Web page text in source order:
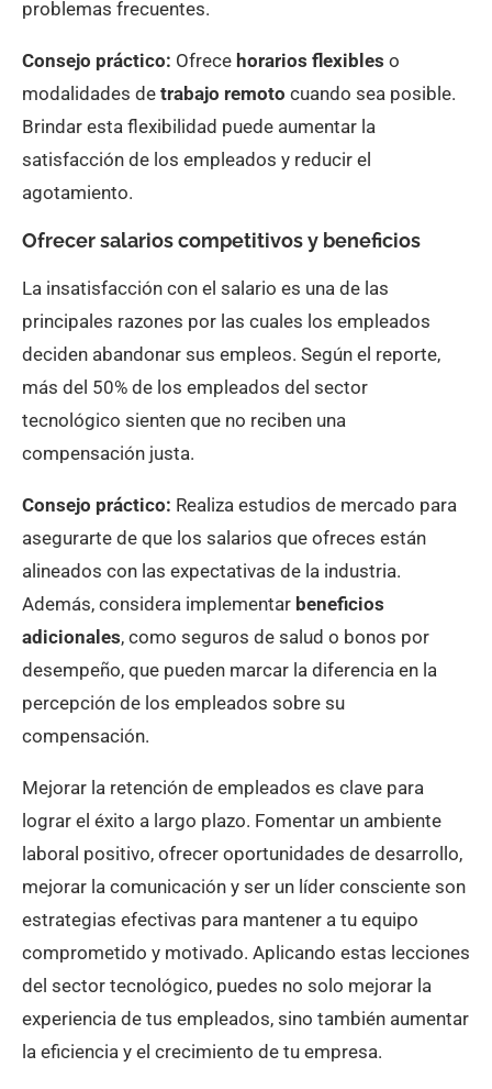
problemas frecuentes.
Consejo práctico: Ofrece horarios flexibles o
modalidades de trabajo remoto cuando sea posible.
Brindar esta flexibilidad puede aumentar la
satisfacción de los empleados y reducir el
agotamiento.
Ofrecer salarios competitivos y beneficios
La insatisfacción con el salario es una de las
principales razones por las cuales los empleados
deciden abandonar sus empleos. Según el reporte,
más del 50% de los empleados del sector
tecnológico sienten que no reciben una
compensación justa.
Consejo práctico: Realiza estudios de mercado para
asegurarte de que los salarios que ofreces están
alineados con las expectativas de la industria.
Además, considera implementar beneficios
adicionales, como seguros de salud o bonos por
desempeño, que pueden marcar la diferencia en la
percepción de los empleados sobre su
compensación.
Mejorar la retención de empleados es clave para
lograr el éxito a largo plazo. Fomentar un ambiente
laboral positivo, ofrecer oportunidades de desarrollo,
mejorar la comunicación y ser un líder consciente son
estrategias efectivas para mantener a tu equipo
comprometido y motivado. Aplicando estas lecciones
del sector tecnológico, puedes no solo mejorar la
experiencia de tus empleados, sino también aumentar
la eficiencia y el crecimiento de tu empresa.